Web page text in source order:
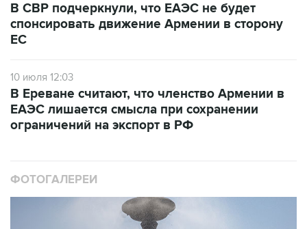
В СВР подчеркнули, что ЕАЭС не будет
спонсировать движение Армении в сторону
ЕС
10 июля 12:03
В Ереване считают, что членство Армении в
ЕАЭС лишается смысла при сохранении
ограничений на экспорт в РФ
ФОТОГАЛЕРЕИ